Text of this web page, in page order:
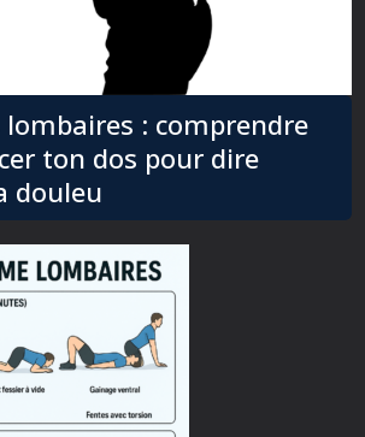
lombaires : comprendre
ton dos pour dire
douleu